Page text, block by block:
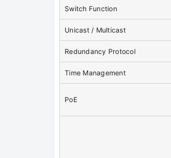
Switch Function
Unicast / Multicast
Redundancy Protocol
Time Management
PoE